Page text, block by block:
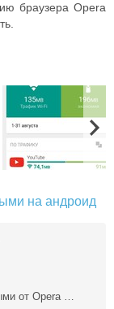
браузера Opera
на андроид
от Opera …